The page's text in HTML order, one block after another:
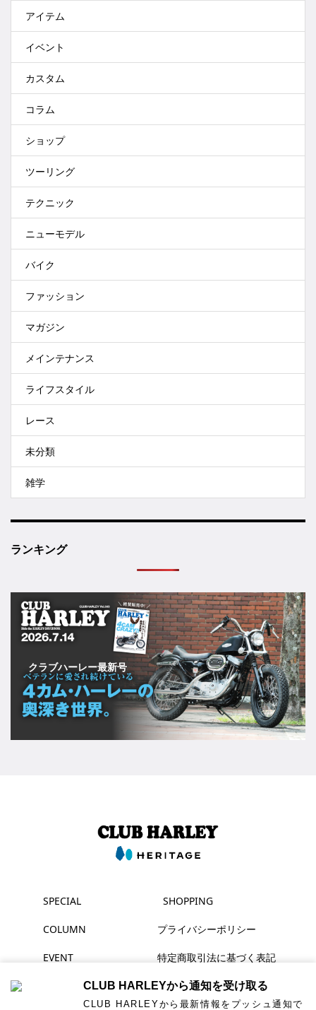
アイテム
イベント
カスタム
コラム
ショップ
ツーリング
テクニック
ニューモデル
バイク
ファッション
マガジン
メインテナンス
ライフスタイル
レース
未分類
雑学
ランキング
クラブハーレー最新号
SPECIAL
COLUMN
EVENT
MAGAZINE
SHOPPING
プライバシーポリシー
特定商取引法に基づく表記
CLUB HARLEYから通知を受け取る
CLUB HARLEYから最新情報をプッシュ通知で